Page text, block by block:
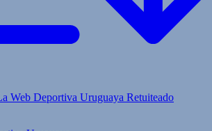
Web Deportiva Uruguaya Retuiteado